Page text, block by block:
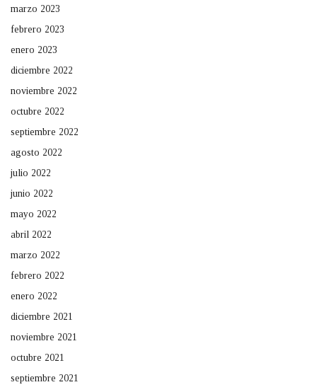
marzo 2023
febrero 2023
enero 2023
diciembre 2022
noviembre 2022
octubre 2022
septiembre 2022
agosto 2022
julio 2022
junio 2022
mayo 2022
abril 2022
marzo 2022
febrero 2022
enero 2022
diciembre 2021
noviembre 2021
octubre 2021
septiembre 2021